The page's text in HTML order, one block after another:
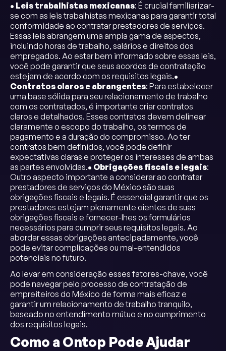
• Leis trabalhistas mexicanas: É crucial familiarizar-
se com as leis trabalhistas mexicanas para garantir total
conformidade ao contratar prestadores de serviços.
Essas leis abrangem uma ampla gama de aspectos,
incluindo horas de trabalho, salários e direitos dos
empregados. Ao estar bem informado sobre essas leis,
você pode garantir que seus acordos de contratação
estejam de acordo com os requisitos legais.•
Contratos claros e abrangentes: Para estabelecer
uma base sólida para seu relacionamento de trabalho
com os contratados, é importante criar contratos
claros e detalhados. Esses contratos devem delinear
claramente o escopo do trabalho, os termos de
pagamento e a duração do compromisso. Ao ter
contratos bem definidos, você pode definir
expectativas claras e proteger os interesses de ambas
as partes envolvidas.• Obrigações fiscais e legais:
Outro aspecto importante a considerar ao contratar
prestadores de serviços do México são suas
obrigações fiscais e legais. É essencial garantir que os
prestadores estejam plenamente cientes de suas
obrigações fiscais e fornecer-lhes os formulários
necessários para cumprir seus requisitos legais. Ao
abordar essas obrigações antecipadamente, você
pode evitar complicações ou mal-entendidos
potenciais no futuro.
Ao levar em consideração esses fatores-chave, você
pode navegar pelo processo de contratação de
empreiteiros do México de forma mais eficaz e
garantir um relacionamento de trabalho tranquilo,
baseado no entendimento mútuo e no cumprimento
dos requisitos legais.
Como a Ontop Pode Ajudar